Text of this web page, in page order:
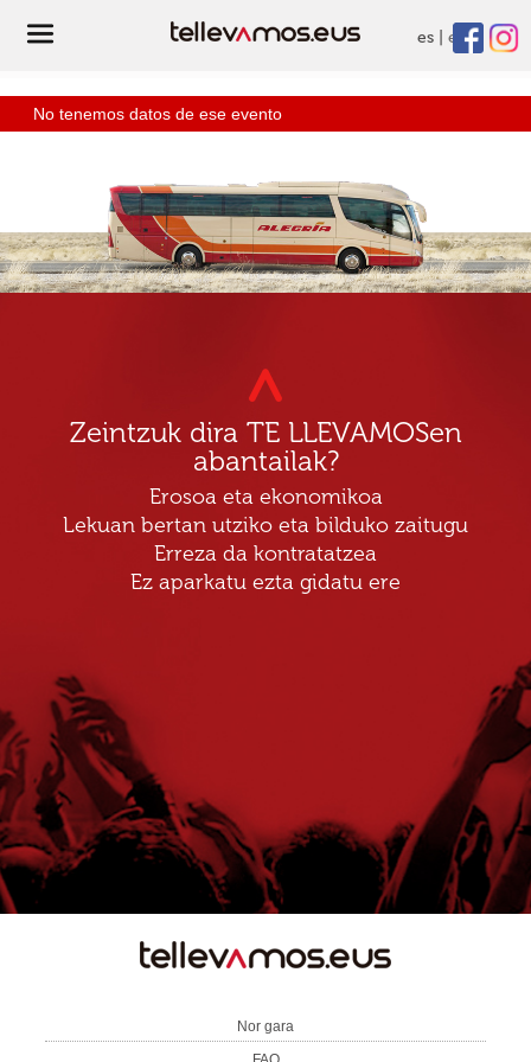
es eu
No tenemos datos de ese evento
Zeintzuk dira TE LLEVAMOSen
abantailak?
Erosoa eta ekonomikoa
Lekuan bertan utziko eta bilduko zaitugu
Erreza da kontratatzea
Ez aparkatu ezta gidatu ere
Nor gara